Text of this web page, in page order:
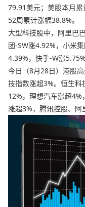
79.91美元；美股本月
52周累计涨幅38.8%。
大型科技股中，阿里巴
团-SW涨4.92%，小米
4.39%，快手-W涨
今日（8月28日）港股
技指数涨超3%。恒生
12%，理想汽车涨超
涨超3%，腾讯控股、阿